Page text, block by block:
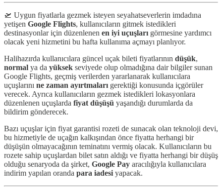
🛫 Uygun fiyatlarla gezmek isteyen seyahatseverlerin imdadına
yetişen Google Flights, kullanıcıların gitmek istedikleri
destinasyonlar için düzenlenen en iyi uçuşları görmesine yardımcı
olacak yeni hizmetini bu hafta kullanıma açmayı planlıyor.
Halihazırda kullanıcılara güncel uçak bileti fiyatlarının düşük,
normal ya da yüksek seviyede olup olmadığına dair bilgiler sunan
Google Flights, geçmiş verilerden yararlanarak kullanıcılara
uçuşlarını ne zaman ayırtmaları gerektiği konusunda içgörüler
verecek. Ayrıca kullanıcıların gezmek istedikleri lokasyonlara
düzenlenen uçuşlarda fiyat düşüşü yaşandığı durumlarda da
bildirim gönderecek.
Bazı uçuşlar için fiyat garantisi rozeti de sunacak olan teknoloji devi,
bu hizmetiyle de uçağın kalkışından önce fiyatta herhangi bir
düşüşün olmayacağının teminatını vermiş olacak. Kullanıcıların bu
rozete sahip uçuşlardan bilet satın aldığı ve fiyatta herhangi bir düşüş
olduğu senaryoda da şirket, Google Pay aracılığıyla kullanıcılara
indirim yapılan oranda para iadesi yapacak.